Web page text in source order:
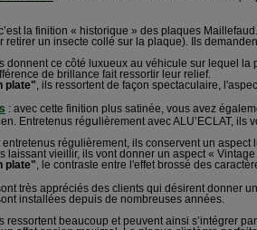
la finition « historique » des plaques
retirer un insecte collé sur la plaque). Ils
donnent ce côté luxueux au véhicule sur lequel la
de brillance fait ressortir leur relief.
plate", ils ressortent de façon spectaculaire,
: avec cette finition plus satinée, vous avez
Entretenus régu lièrement avec ALU’ECLAT,
entretenus régulièrement, ils conservent un
laissant vieillir, ils vont donner un aspect «
plate", le contraste entre l'effet brossé des
très appréciés des clients qui désirent donner
installées depuis de nombreuses années.
ressortent beaucoup et peuvent ainsi s’intégrer